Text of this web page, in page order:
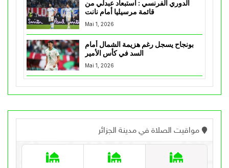
الدوري الفرنسي : استبعاد عبدلي من
قائمة مرسيليا أمام نانت
Mai 1, 2026
بونجاح يسجل رغم هزيمة الشمال أمام
السد في كأس الأمير
Mai 1, 2026